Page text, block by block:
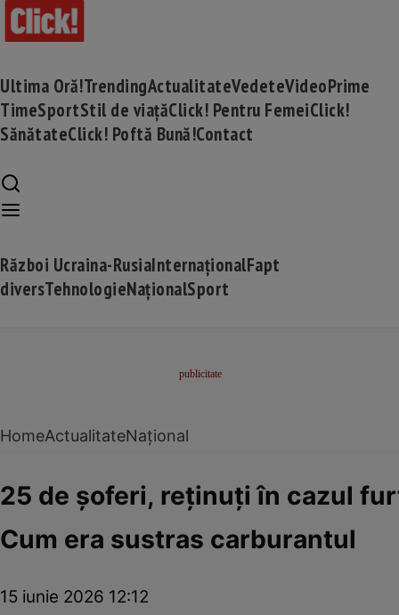
Ultima Oră!TrendingActualitateVedeteVideoPrime
TimeSportStil de viațăClick! Pentru FemeiClick!
SănătateClick! Poftă Bună!Contact
Război Ucraina-RusiaInternaționalFapt
diversTehnologieNaționalSport
HomeActualitateNațional
25 de șoferi, reținuți în cazul
Cum era sustras carburantul
15 iunie 2026 12:12